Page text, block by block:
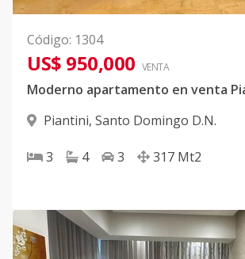
Código: 1304
US$ 950,000 VENTA
Moderno apartamento en venta
Piantini, Santo Domingo D.N.
3 4 3 317 Mt2